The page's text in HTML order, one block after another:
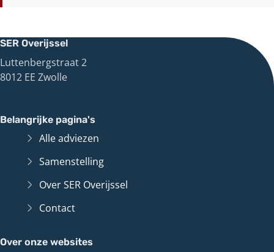
SER Overijssel
Luttenbergstraat 2
8012 EE Zwolle
Belangrijke pagina's
Alle adviezen
Samenstelling
Over SER Overijssel
Contact
Over onze websites